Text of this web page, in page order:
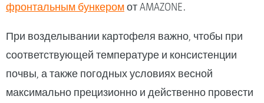
фронтальным бункеромот AMAZONE.
При возделывании картофеля важно, чтобы при
соответствующей температуре и консистенции
почвы, а также погодных условиях весной
максимально прецизионно и действенно провести